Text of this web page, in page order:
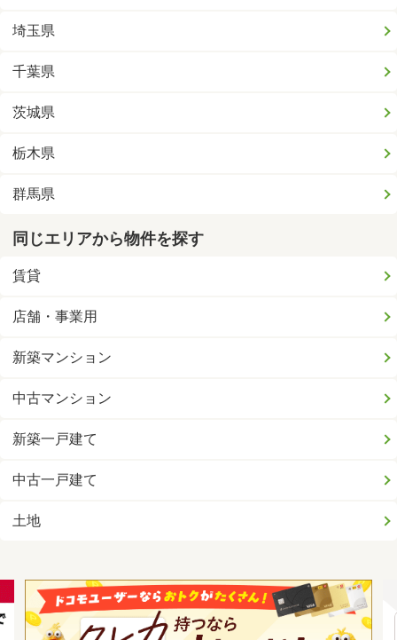
埼玉県
千葉県
茨城県
栃木県
群馬県
同じエリアから物件を探す
賃貸
店舗・事業用
新築マンション
中古マンション
新築一戸建て
中古一戸建て
土地